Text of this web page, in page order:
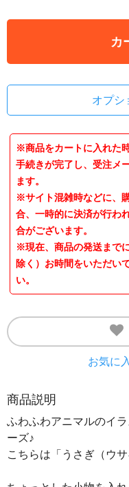
カ
オプシ
※商品をカートに入れた
手続きが完了し、受注メ
ます。
※サイト混雑時などに、
合、一時的に決済が行わ
合がございます。
※現在、商品の発送まで
除く）お時間をいただい
い。
お気に
商品説明
ふわふわアニマルのイ
ーズ♪
こちらは「うさぎ（ウ